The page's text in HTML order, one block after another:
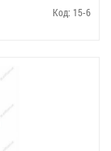
Код: 15-6